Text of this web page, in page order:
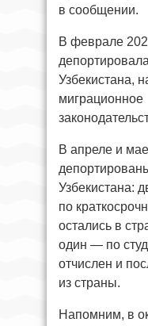
в сообщении.
В феврале
Узбекистана,
миграционное
В апреле и
Узбекистана:
по
остались в
один — по
отчислен и
из страны.
Напомним, в